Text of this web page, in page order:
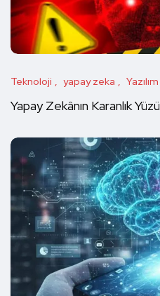
Teknoloji yapay zeka Yazılım
Yapay Zekânın Karanlık Yüzü